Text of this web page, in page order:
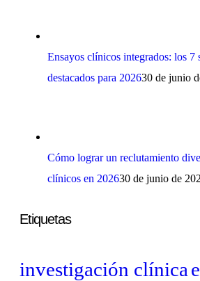
Ensayos clínicos integrados: los 7
destacados para 202630 de junio
Cómo lograr un reclutamiento
clínicos en 202630 de junio de
Etiquetas
investigación clínica